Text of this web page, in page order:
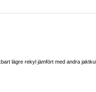
lägre rekyl jämfört med andra